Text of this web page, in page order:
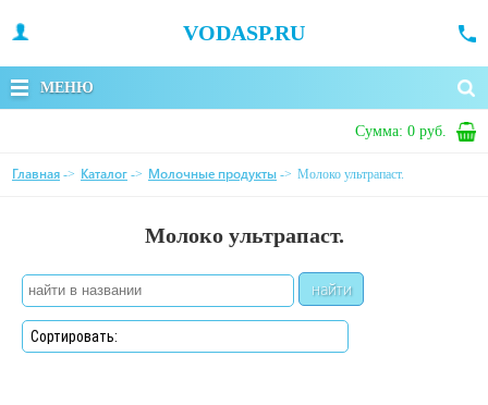
VODASP.RU
МЕНЮ
Сумма: 0 руб.
Главная -> Каталог -> Молочные продукты -> Молоко ультрапаст.
Молоко ультрапаст.